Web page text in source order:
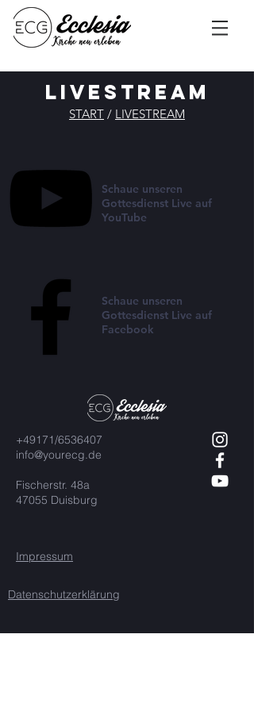
LIVESTREAM
START / LIVESTREAM
Schaue unseren
Gottesdienst Live auf
YouTube
Schaue unseren
Gottesdienst Live auf
Facebook
+49171/6536407
info@yourecg.de
Fischerstr. 48a
47055 Duisburg
Impressum
Datenschutzerklärung